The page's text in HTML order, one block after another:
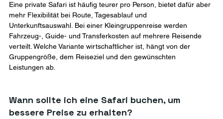
Eine private Safari ist häufig teurer pro Person, bietet dafür aber
mehr Flexibilität bei Route, Tagesablauf und
Unterkunftsauswahl. Bei einer Kleingruppenreise werden
Fahrzeug-, Guide- und Transferkosten auf mehrere Reisende
verteilt. Welche Variante wirtschaftlicher ist, hängt von der
Gruppengröße, dem Reiseziel und den gewünschten
Leistungen ab.
Wann sollte ich eine Safari buchen, um
bessere Preise zu erhalten?